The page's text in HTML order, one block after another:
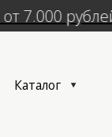
7.000 рублей